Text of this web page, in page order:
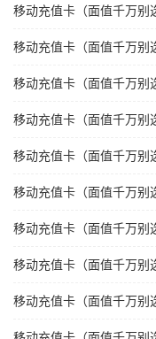
移动充值卡（面值千万别
移动充值卡（面值千万别
移动充值卡（面值千万别
移动充值卡（面值千万别
移动充值卡（面值千万别
移动充值卡（面值千万别
移动充值卡（面值千万别
移动充值卡（面值千万别
移动充值卡（面值千万别